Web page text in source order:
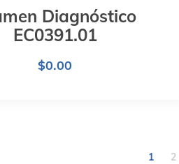
Diagnóstico
EC0391.01
$0.00
1 2